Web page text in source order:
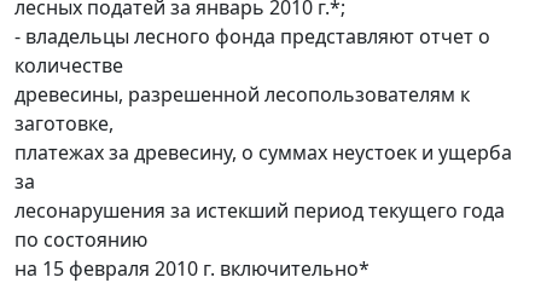
лесных податей за январь 2010 г.*;
- владельцы лесного фонда представляют отчет о
количестве
древесины, разрешенной лесопользователям к
заготовке,
платежах за древесину, о суммах неустоек и ущерба
за
лесонарушения за истекший период текущего года
по состоянию
на 15 февраля 2010 г. включительно*